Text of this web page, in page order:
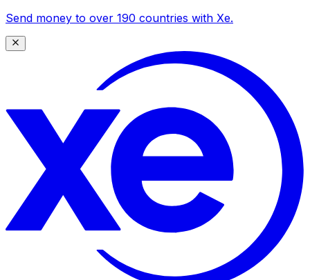
Send money to over 190 countries with Xe.